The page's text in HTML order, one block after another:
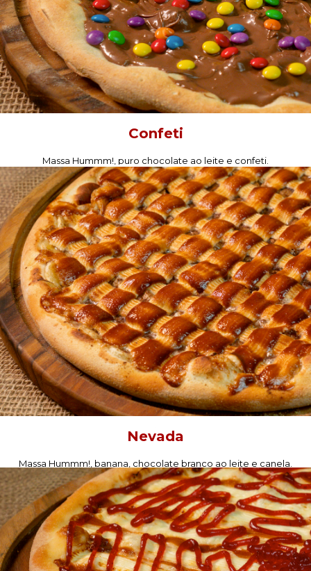
Confeti
Massa Hummm!, puro chocolate ao leite e confeti.
PEÇA AGORA!
Nevada
Massa Hummm!, banana, chocolate branco ao leite e canela.
PEÇA AGORA!